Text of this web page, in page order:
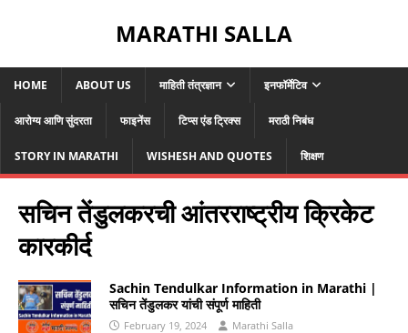
MARATHI SALLA
HOME ABOUT US माहिती तंत्रज्ञान इनफॉर्मेटिव
आरोग्य आणि सुंदरता फाइनेंस टिप्स एंड ट्रिक्स मराठी निबंध
STORY IN MARATHI WISHESH AND QUOTES शिक्षण
सचिन तेंडुलकरची आंतरराष्ट्रीय क्रिकेट
कारकीर्द
Sachin Tendulkar Information in Marathi |
सचिन तेंडुलकर यांची संपूर्ण माहिती
February 19, 2024 Marathi Salla